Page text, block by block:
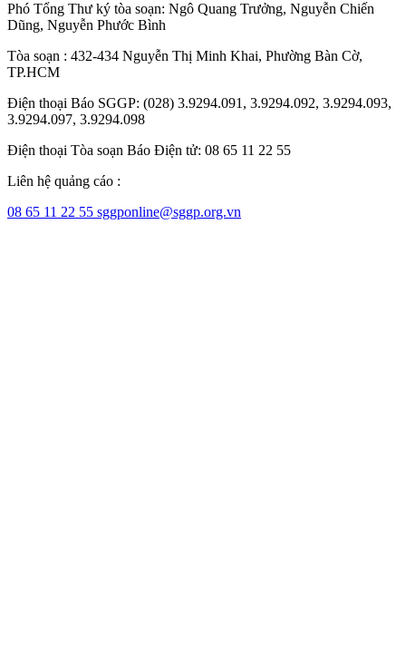
Phó Tổng Thư ký tòa soạn: Ngô Quang Trưởng, Nguyễn Chiến
Dũng, Nguyễn Phước Bình
Tòa soạn : 432-434 Nguyễn Thị Minh Khai, Phường Bàn Cờ,
TP.HCM
Điện thoại Báo SGGP: (028) 3.9294.091, 3.9294.092, 3.9294.093,
3.9294.097, 3.9294.098
Điện thoại Tòa soạn Báo Điện tử: 08 65 11 22 55
Liên hệ quảng cáo :
08 65 11 22 55 sggponline@sggp.org.vn